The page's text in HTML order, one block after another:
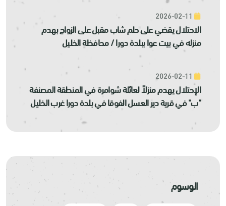
الاحتلال يقضي على حلم شاب مقبل على الزواج بهدم
منزله في بيت عوا ببلدة دورا / محافظة الخليل
الإحتلال يهدم منزلاً لعائلة شوامرة في المنطقة المصنفة
"ب" في قرية دير العسل الفوقا في بلدة دورا غرب الخليل
الوسوم